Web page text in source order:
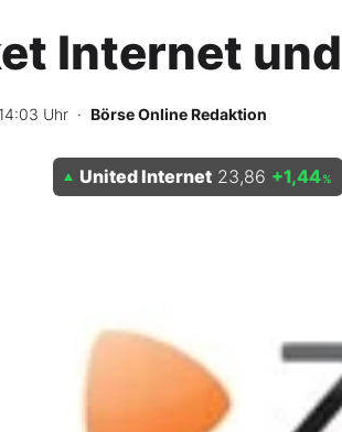
Check
& Shop
Musterdepots
Mein Konto
Internet
Uhr · Börse Online Redaktion
United Internet 23,86 +1,44%